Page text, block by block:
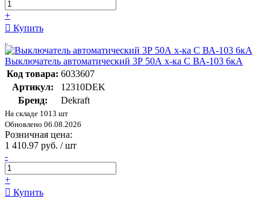
+
Купить
Выключатель автоматический 3Р 50А х-ка C ВА-103 6кА
Код товара: 6033607
Артикул:
12310DEK
Бренд:
Dekraft
На складе 1013 шт
Обновлено 06.08.2026
Розничная цена:
1 410.97 руб. / шт
-
+
Купить